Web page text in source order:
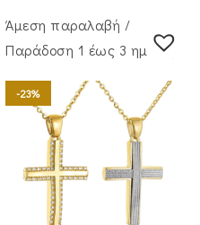
Άμεση παραλαβή /
Παράδoση 1 έως 3 ημέρες
-23%